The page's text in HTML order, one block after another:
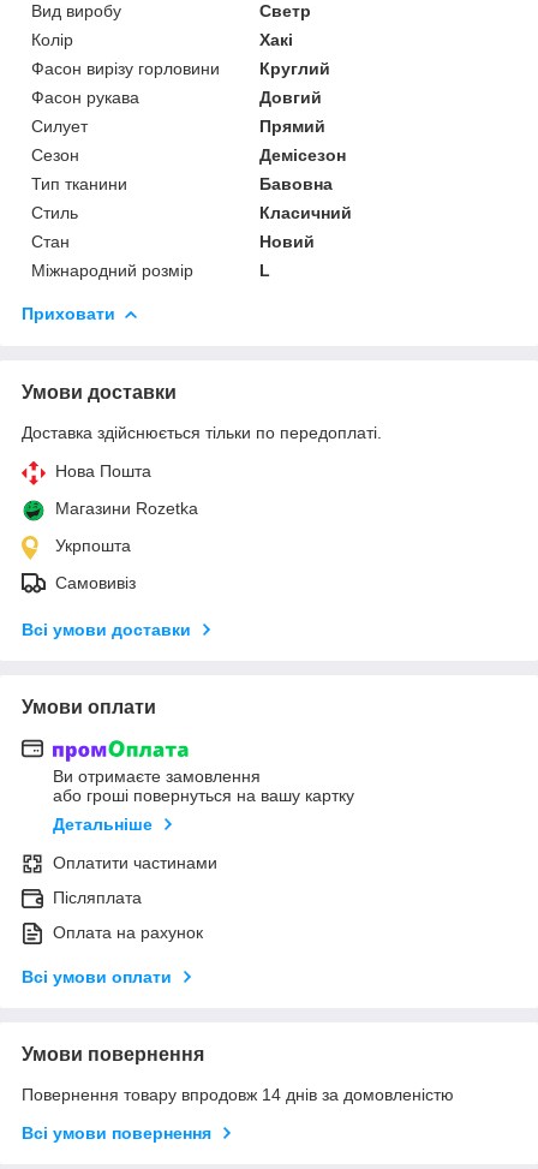
Вид виробу
Светр
Колір
Хакі
Фасон вирізу горловини
Круглий
Фасон рукава
Довгий
Силует
Прямий
Сезон
Демісезон
Тип тканини
Бавовна
Стиль
Класичний
Стан
Новий
Міжнародний розмір
L
Приховати
Умови доставки
Доставка здійснюється тільки по передоплаті.
Нова Пошта
Магазини Rozetka
Укрпошта
Самовивіз
Всі умови доставки
Умови оплати
Ви отримаєте замовлення
або гроші повернуться на вашу картку
Детальніше
Оплатити частинами
Післяплата
Оплата на рахунок
Всі умови оплати
Умови повернення
Повернення товару впродовж 14 днів за домовленістю
Всі умови повернення